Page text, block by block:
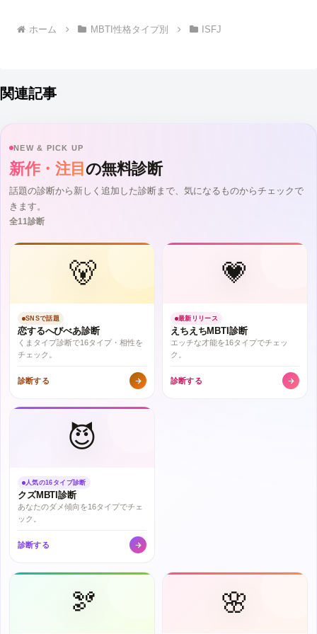
ホーム MBTI性格タイプ別 ISFJ
関連記事
NEW & PICK UP
新作・注目 の無料診断
話題の診断から新しく追加した診断まで、気になるものからチェックで
きます。
全11診断
🐻
SNSで話題
恋するへびべあ診断
くまタイプ診断で16タイプ・相性を
チェック。
診断する
💗
最新リリース
えちえちMBTI診断
エッチな才能を16タイプでチェッ
ク。
診断する
😈
人気の16タイプ診断
クズMBTI診断
あなたのダメ傾向を16タイプでチェ
ック。
診断する
🫘 🌸